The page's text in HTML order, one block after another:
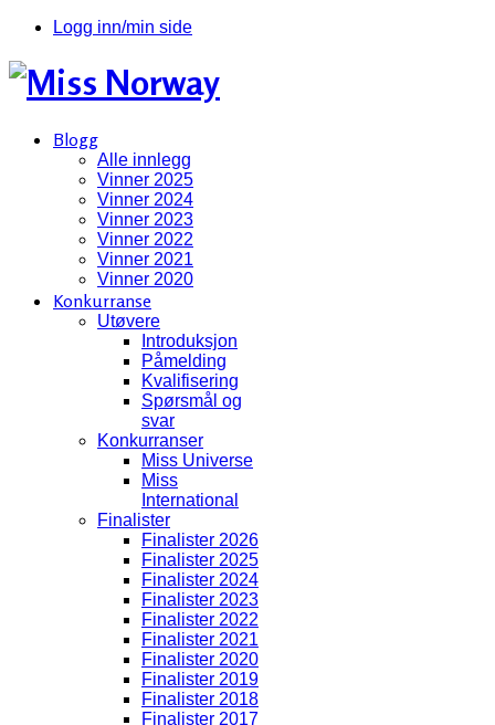
Logg inn/min side
Blogg
Alle innlegg
Vinner 2025
Vinner 2024
Vinner 2023
Vinner 2022
Vinner 2021
Vinner 2020
Konkurranse
Utøvere
Introduksjon
Påmelding
Kvalifisering
Spørsmål og
svar
Konkurranser
Miss Universe
Miss
International
Finalister
Finalister 2026
Finalister 2025
Finalister 2024
Finalister 2023
Finalister 2022
Finalister 2021
Finalister 2020
Finalister 2019
Finalister 2018
Finalister 2017